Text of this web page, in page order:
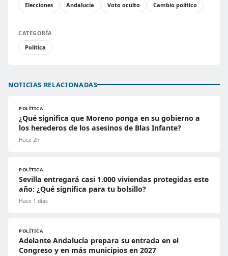
Elecciones
Andalucía Voto oculto Cambio político
CATEGORÍA
Política
NOTICIAS RELACIONADAS
POLÍTICA
¿Qué significa que Moreno ponga en su gobierno a
los herederos de los asesinos de Blas Infante?
Hace 2h
POLÍTICA
Sevilla entregará casi 1.000 viviendas protegidas este
año: ¿Qué significa para tu bolsillo?
Hace 1 días
POLÍTICA
Adelante Andalucía prepara su entrada en el
Congreso y en más municipios en 2027